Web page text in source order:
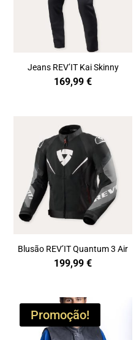
Jeans REV’IT Kai Skinny
169,99€
Blusão REV’IT Quantum 3 Air
199,99€
Promoção!